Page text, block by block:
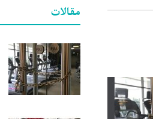
مقالات